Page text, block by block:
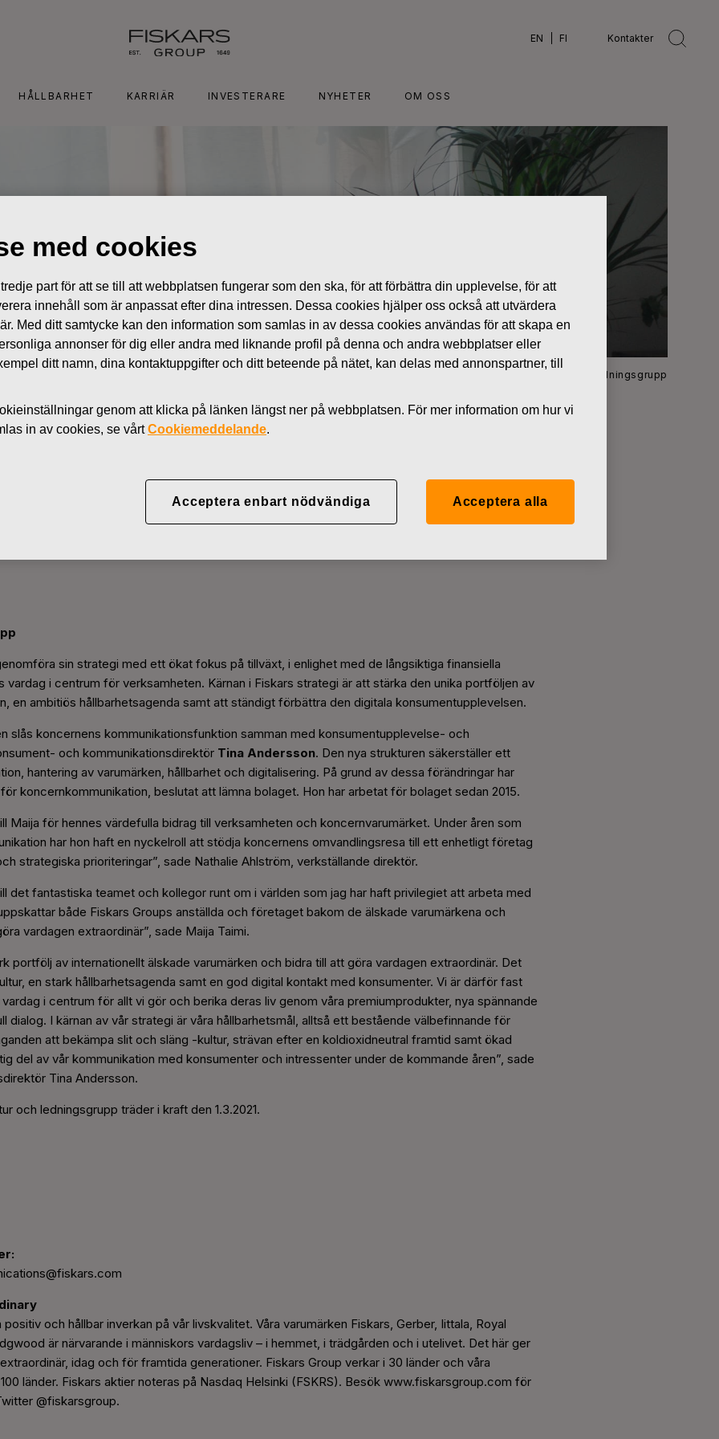
EN FI Kontakter
HÅLLBARHET KARRIÄR INVESTERARE NYHETER OM OSS
Ändring i Fiskars ledningsgrupp
ledningsgrupp
sin strategi med ett ökat fokus på tillväxt, i enlighet med de långsiktiga finansiella
vardag i centrum för verksamheten. Kärnan i Fiskars strategi är att stärka den unika portföljen av
en ambitiös hållbarhetsagenda samt att ständigt förbättra den digitala konsumentupplevelsen.
slås koncernens kommunikationsfunktion samman med konsumentupplevelse- och
och kommunikationsdirektör Tina Andersson. Den nya strukturen säkerställer ett
hantering av varumärken, hållbarhet och digitalisering. På grund av dessa förändringar har
för koncernkommunikation, beslutat att lämna bolaget. Hon har arbetat för bolaget sedan 2015.
Maija för hennes värdefulla bidrag till verksamheten och koncernvarumärket. Under åren som
har hon haft en nyckelroll att stödja koncernens omvandlingsresa till ett enhetligt företag
strategiska prioriteringar”, sade Nathalie Ahlström, verkställande direktör.
det fantastiska teamet och kollegor runt om i världen som jag har haft privilegiet att arbeta med
både Fiskars Groups anställda och företaget bakom de älskade varumärkena och
vardagen extraordinär”, sade Maija Taimi.
portfölj av internationellt älskade varumärken och bidra till att göra vardagen extraordinär. Det
en stark hållbarhetsagenda samt en god digital kontakt med konsumenter. Vi är därför fast
i centrum för allt vi gör och berika deras liv genom våra premiumprodukter, nya spännande
dialog. I kärnan av vår strategi är våra hållbarhetsmål, alltså ett bestående välbefinnande för
att bekämpa slit och släng -kultur, strävan efter en koldioxidneutral framtid samt ökad
del av vår kommunikation med konsumenter och intressenter under de kommande åren”, sade
Tina Andersson.
och ledningsgrupp träder i kraft den 1.3.2021.
och hållbar inverkan på vår livskvalitet. Våra varumärken Fiskars, Gerber, Iittala, Royal
är närvarande i människors vardagsliv – i hemmet, i trädgården och i utelivet. Det här ger
idag och för framtida generationer. Fiskars Group verkar i 30 länder och våra
länder. Fiskars aktier noteras på Nasdaq Helsinki (FSKRS). Besök www.fiskarsgroup.com för
@fiskarsgroup.
med cookies
part för att se till att webbplatsen fungerar som den ska, för att förbättra din upplevelse, för att
innehåll som är anpassat efter dina intressen. Dessa cookies hjälper oss också att utvärdera
Med ditt samtycke kan den information som samlas in av dessa cookies användas för att skapa en
annonser för dig eller andra med liknande profil på denna och andra webbplatser eller
ditt namn, dina kontaktuppgifter och ditt beteende på nätet, kan delas med annonspartner, till
genom att klicka på länken längst ner på webbplatsen. För mer information om hur vi
in av cookies, se vårtCookiemeddelande.
Acceptera enbart nödvändiga Acceptera alla